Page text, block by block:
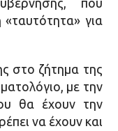
που
«ταυτότητα» για
στο ζήτημα της
με την
θα έχουν την
να έχουν και